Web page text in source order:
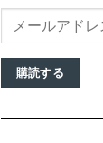
購読する